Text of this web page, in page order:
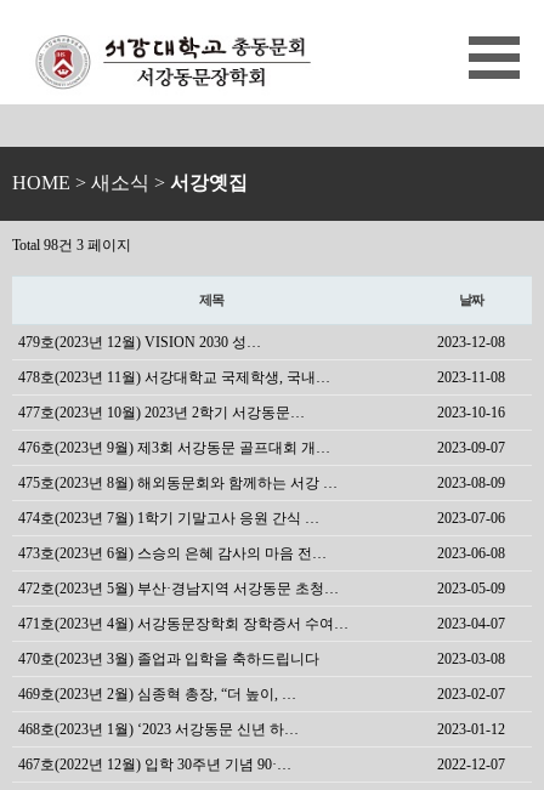
HOME > 새소식 > 서강옛집
Total 98건 3 페이지
제목 날짜
479호(2023년 12월) VISION 2030 성… 2023-12-08
478호(2023년 11월) 서강대학교 국제학생, 국내… 2023-11-08
477호(2023년 10월) 2023년 2학기 서강동문… 2023-10-16
476호(2023년 9월) 제3회 서강동문 골프대회 개… 2023-09-07
475호(2023년 8월) 해외동문회와 함께하는 서강 … 2023-08-09
474호(2023년 7월) 1학기 기말고사 응원 간식 … 2023-07-06
473호(2023년 6월) 스승의 은혜 감사의 마음 전… 2023-06-08
472호(2023년 5월) 부산·경남지역 서강동문 초청… 2023-05-09
471호(2023년 4월) 서강동문장학회 장학증서 수여… 2023-04-07
470호(2023년 3월) 졸업과 입학을 축하드립니다 2023-03-08
469호(2023년 2월) 심종혁 총장, “더 높이, … 2023-02-07
468호(2023년 1월) ‘2023 서강동문 신년 하… 2023-01-12
467호(2022년 12월) 입학 30주년 기념 90·… 2022-12-07